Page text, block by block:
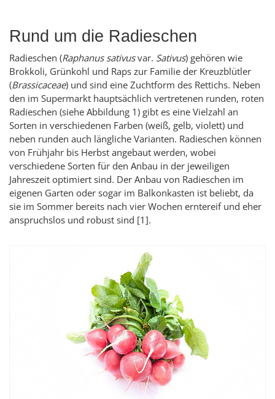
Rund um die Radieschen
Radieschen (Raphanus sativusvar. Sativus) gehören wie
Brokkoli, Grünkohl und Raps zur Familie der Kreuzblütler
(Brassicaceae) und sind eine Zuchtform des Rettichs. Neben
den im Supermarkt hauptsächlich vertretenen runden, roten
Radieschen (siehe Abbildung 1) gibt es eine Vielzahl an
Sorten in verschiedenen Farben (weiß, gelb, violett) und
neben runden auch längliche Varianten. Radieschen können
von Frühjahr bis Herbst angebaut werden, wobei
verschiedene Sorten für den Anbau in der jeweiligen
Jahreszeit optimiert sind. Der Anbau von Radieschen im
eigenen Garten oder sogar im Balkonkasten ist beliebt, da
sie im Sommer bereits nach vier Wochen erntereif und eher
anspruchslos und robust sind [1].